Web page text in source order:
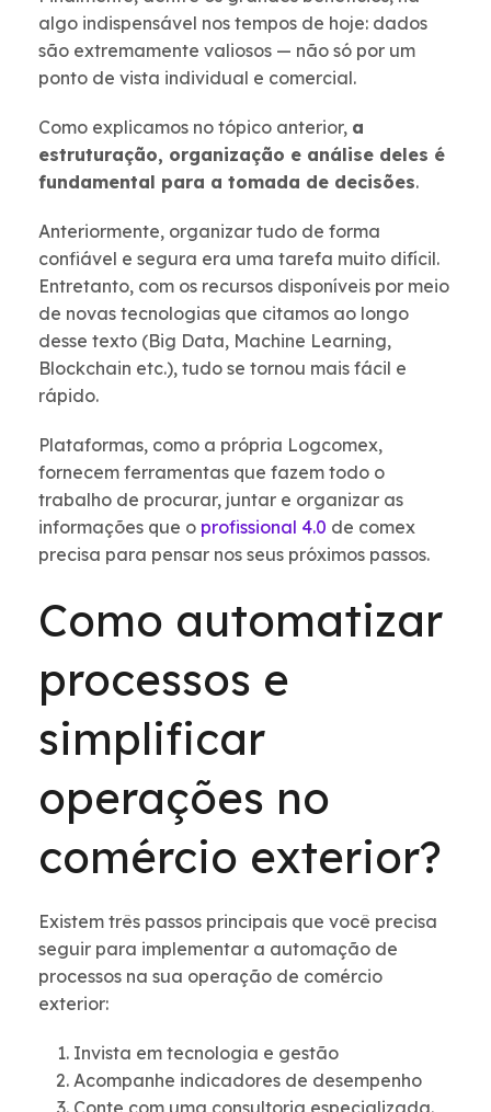
algo indispensável nos tempos de hoje: dados
são extremamente valiosos — não só por um
ponto de vista individual e comercial.
Como explicamos no tópico anterior, a
estruturação, organização e análise deles é
fundamental para a tomada de decisões.
Anteriormente, organizar tudo de forma
confiável e segura era uma tarefa muito difícil.
Entretanto, com os recursos disponíveis por meio
de novas tecnologias que citamos ao longo
desse texto (Big Data, Machine Learning,
Blockchain etc.), tudo se tornou mais fácil e
rápido.
Plataformas, como a própria Logcomex,
fornecem ferramentas que fazem todo o
trabalho de procurar, juntar e organizar as
informações que o profissional 4.0 de comex
precisa para pensar nos seus próximos passos.
Como automatizar
processos e
simplificar
operações no
comércio exterior?
Existem três passos principais que você precisa
seguir para implementar a automação de
processos na sua operação de comércio
exterior:
Invista em tecnologia e gestão
Acompanhe indicadores de desempenho